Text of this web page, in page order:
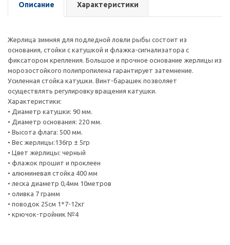
Описание Характеристики
Жерлица зимняя для подледной ловли рыбы состоит из
основания, стойки с катушкой и флажка-сигнализатора с
фиксатором крепления. Большое и прочное основание жерлицы из
морозостойкого полипропилена гарантирует затемнение.
Усиленная стойка катушки. Винт-барашек позволяет
осуществлять регулировку вращения катушки.
Характеристики:
• Диаметр катушки: 90 мм.
• Диаметр основания: 220 мм.
• Высота флага: 500 мм.
• Вес жерлицы:136гр ± 5гр
• Цвет жерлицы: черный
• флажок прошит и проклеен
• алюминевая стойка 400 мм
• леска диаметр 0,4мм 10метров
• оливка 7 грамм
• поводок 25см 1*7-12кг
• крючок-тройник №4